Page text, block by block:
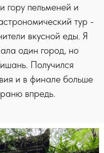
гору пельменей и
тур -
вкусной еды. Я
один город, но
Получился
и в финале больше
впредь.